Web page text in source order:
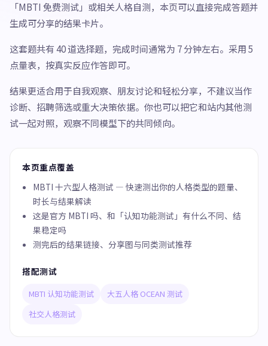
「MBTI 免费测试」或相关人格自测，本页可以直接完成答题并
生成可分享的结果卡片。
这套题共有 40 道选择题，完成时间通常为 7 分钟左右。采用 5
点量表，按真实反应作答即可。
结果更适合用于自我观察、朋友讨论和轻松分享，不建议当作
诊断、招聘筛选或重大决策依据。你也可以把它和站内其他测
试一起对照，观察不同模型下的共同倾向。
本页重点覆盖
MBTI 十六型人格测试 — 快速测出你的人格类型的题量、
时长与结果解读
这是官方 MBTI 吗、和「认知功能测试」有什么不同、结
果稳定吗
测完后的结果链接、分享图与同类测试推荐
搭配测试
MBTI 认知功能测试
大五人格 OCEAN 测试
社交人格测试